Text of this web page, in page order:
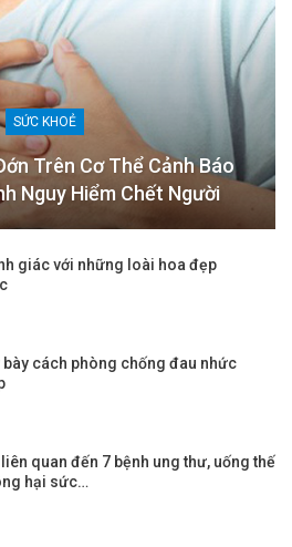
SỨC KHOẺ
Trên Cơ Thể Cảnh Báo
Nguy Hiểm Chết Người
giác với những loài hoa đẹp
bày cách phòng chống đau nhức
quan đến 7 bệnh ung thư, uống thế
hại sức…